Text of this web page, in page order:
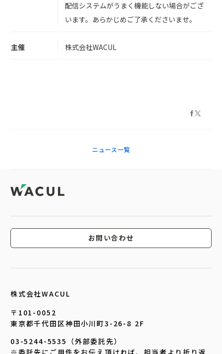
配信システムがうまく機能しない場合がござ
います。あらかじめご了承くださいませ。
主催 株式会社WACUL
ニュース一覧
お問い合わせ
株式会社WACUL
〒101-0052
東京都千代田区神田小川町3-26-8 2F
03-5244-5535（外部委託先）